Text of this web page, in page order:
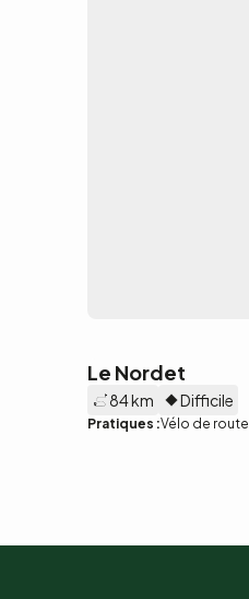
Le Nordet
84 km Difficile
Pratiques :Vélo de route